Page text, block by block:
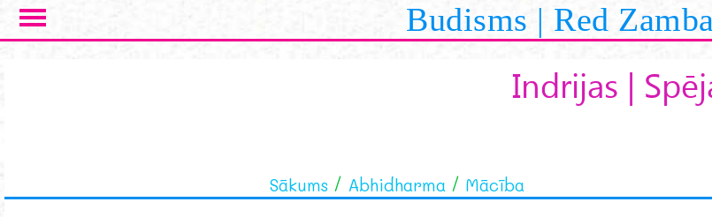
Skip to main content Budisms | Red
Indrijas |
Sākums Abhidharma Mācība